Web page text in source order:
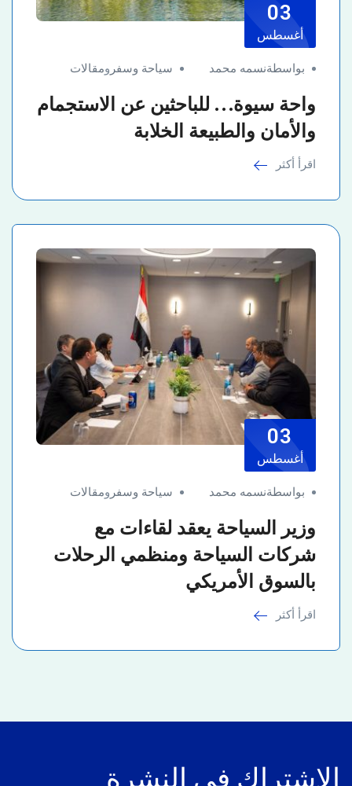
03
أغسطس
بواسطةنسمه محمد سياحة وسفر ومقالات
واحة سيوة… للباحثين عن الاستجمام
والأمان والطبيعة الخلابة
اقرأ أكثر
03
أغسطس
بواسطةنسمه محمد سياحة وسفر ومقالات
وزير السياحة يعقد لقاءات مع
شركات السياحة ومنظمي الرحلات
بالسوق الأمريكي
اقرأ أكثر
الاشتراك في النشرة